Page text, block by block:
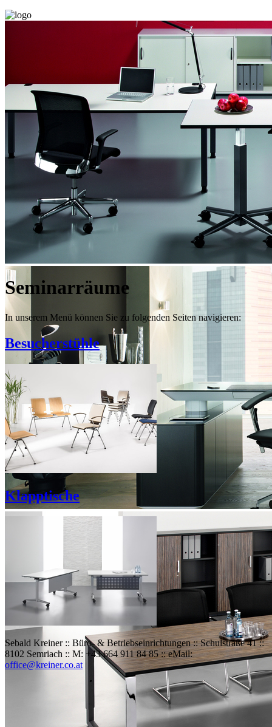
Seminarräume
In unserem Menü können Sie zu folgenden Seiten navigieren:
Besucherstühle
Klapptische
Sebald Kreiner :: Büro- & Betriebseinrichtungen :: Schulstraße 41 ::
8102 Semriach :: M: +43 664 911 84 85 :: eMail:
office@kreiner.co.at